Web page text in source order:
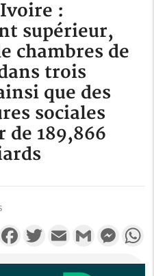
:
supérieur,
chambres de
trois
que des
sociales
de 189,866
PartagerFacebookTwitterEmail Gmail